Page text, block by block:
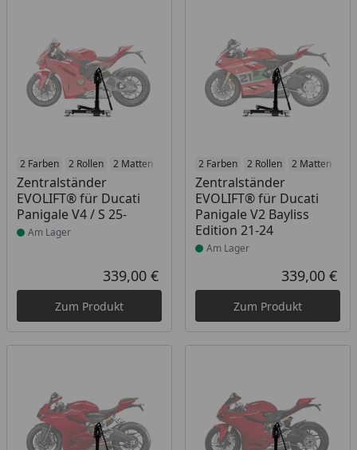
2 Farben 2 Rollen 2 Matten 2 Racetrack-Add-Ons 2 Branding-Optionen
Zentralständer
EVOLIFT® für Ducati
Panigale V4 / S 25-
Produkt am Lager
Am Lager
Aktueller Preis
339,00 €
Zum Produkt
2 Farben 2 Rollen 2 Matten
Zentralständer
EVOLIFT® für Ducati
Panigale V2 Bayliss
Edition 21-24
Produkt am Lager
Am Lager
339,00 €
Zum Produkt